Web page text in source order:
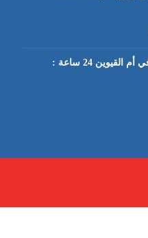
كهربائي منازل في أم القيوين 24 ساعة :